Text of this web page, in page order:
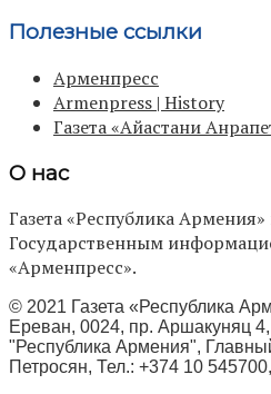
Полезные ссылки
Арменпресс
Armenpress | History
Газета «Айастани
О нас
Газета «Республика
Государственным
«Арменпресс».
© 2021 Газета «Республика
Ереван, 0024, пр. Аршакуняц 4,
"Республика Армения",
Петросян, Тел.: +374 10